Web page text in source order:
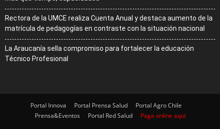
Rectora de la UMCE realiza Cuenta Anual y destaca aumento de la
matrícula de pedagogías en contraste con la situación nacional
La Araucanía sella compromiso para fortalecer la educación
Técnico Profesional
Portal Innova Portal Prensa Salud
Portal Agro Chile
Prensa&Eventos
Portal Red Salud
Paga online aquí